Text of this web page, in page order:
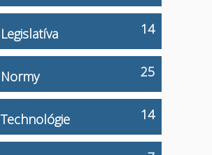
Legislatíva 14
Normy 25
Technológie 14